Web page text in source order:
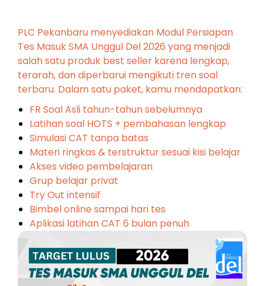
PLC Pekanbaru menyediakan Modul Persiapan
Tes Masuk SMA Unggul Del 2026 yang menjadi
salah satu produk best seller karena lengkap,
terarah, dan diperbarui mengikuti tren soal
terbaru. Dalam satu paket, kamu mendapatkan:
FR Soal Asli tahun-tahun sebelumnya
Latihan soal HOTS + pembahasan lengkap
Simulasi CAT tanpa batas
Materi ringkas & terstruktur sesuai kisi belajar
Akses video pembelajaran
Grup belajar privat
Try Out intensif
Bimbel online sampai hari tes
Aplikasi latihan CAT 6 bulan penuh